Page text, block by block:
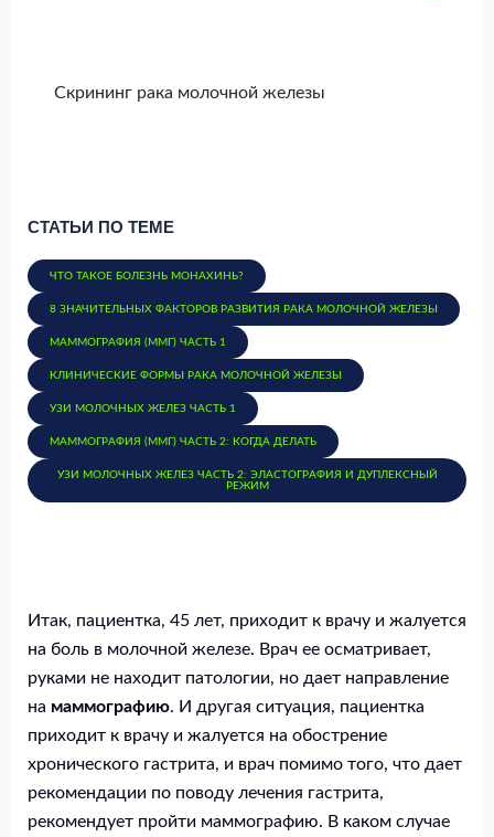
Скрининг рака молочной железы
СТАТЬИ ПО ТЕМЕ
ЧТО ТАКОЕ БОЛЕЗНЬ МОНАХИНЬ?
8 ЗНАЧИТЕЛЬНЫХ ФАКТОРОВ РАЗВИТИЯ РАКА МОЛОЧНОЙ ЖЕЛЕЗЫ
МАММОГРАФИЯ (ММГ) ЧАСТЬ 1
КЛИНИЧЕСКИЕ ФОРМЫ РАКА МОЛОЧНОЙ ЖЕЛЕЗЫ
УЗИ МОЛОЧНЫХ ЖЕЛЕЗ ЧАСТЬ 1
МАММОГРАФИЯ (ММГ) ЧАСТЬ 2: КОГДА ДЕЛАТЬ
УЗИ МОЛОЧНЫХ ЖЕЛЕЗ ЧАСТЬ 2: ЭЛАСТОГРАФИЯ И ДУПЛЕКСНЫЙ
РЕЖИМ
Итак, пациентка, 45 лет, приходит к врачу и жалуется
на боль в молочной железе. Врач ее осматривает,
руками не находит патологии, но дает направление
на маммографию. И другая ситуация, пациентка
приходит к врачу и жалуется на обострение
хронического гастрита, и врач помимо того, что дает
рекомендации по поводу лечения гастрита,
рекомендует пройти маммографию. В каком случае